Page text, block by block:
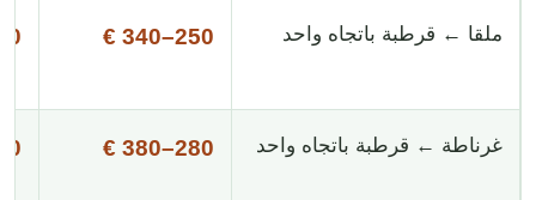
ملقا ← قرطبة باتجاه واحد 250–340 €
€
غرناطة ← قرطبة باتجاه واحد 280–380 €
€